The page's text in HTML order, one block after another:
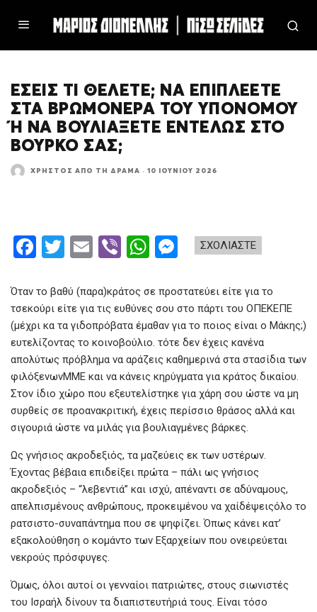
ΕΣΕΊΣ ΤΙ ΘΈΛΕΤΕ; ΝΑ ΕΠΙΠΛΈΕΤΕ
ΣΤΑ ΒΡΩΜΌΝΕΡΑ ΤΟΥ ΥΠΟΝΌΜΟΥ
Ή ΝΑ ΒΟΥΛΙΆΞΕΤΕ ΕΝΤΕΛΏΣ ΣΤΟ Β
ΟΎΡΚΟ ΣΑΣ;
ΧΡΉΣΤΟΣ ΑΠΌ ΤΗ ΔΡΆΜΑ · 10 ΙΟΥΝΊΟΥ 2026
ΣΧΟΛΙΑΣΤΕ
F
ce
b
o
o
k
T
tt
er
E
ail
Vi
er
W
at
s
A
p
p
se
n
g
er
Όταν το βαθύ (παρα)κράτος σε προστατεύει είτε για το
τσεκούρι είτε για τις ευθύνες σου στο πάρτι του ΟΠΕΚΕΠΕ
(μέχρι κα τα γιδοπρόβατα έμαθαν για το ποιος είναι ο Μάκης;)
ευτελίζοντας το κοινοβούλιο. τότε δεν έχεις κανένα
απολύτως πρόβλημα να αράζεις καθημερινά στα στασίδια των
φιλόξενωνΜΜΕ και να κάνεις κηρύγματα για κράτος δικαίου.
Στον ίδιο χώρο που εξευτελίστηκε για χάρη σου ώστε να μη
συρθείς σε προανακριτική, έχεις περίσσιο θράσος αλλά και
σιγουριά ώστε να μιλάς για βουλιαγμένες βάρκες.
Ως γνήσιος ακροδεξιός, τα μαζεύεις εκ των υστέρων.
Έχοντας βέβαια επιδείξει πρώτα – πάλι ως γνήσιος
ακροδεξιός – “λεβεντιά” και ισχύ, απέναντι σε αδύναμους,
απελπισμένους ανθρώπους, προκειμένου να χαίδέψειςόλο το
ρατσιστο-συναπάντημα που σε ψηφίζει. Όπως κάνει κατ’
εξακολούθηση ο κομάντο των Εξαρχείων που ονειρεύεται
νεκρούς πρόσφυγες.
Όμως, όλοι αυτοί οι γενναίοι πατριώτες, στους σιωνιστές
του Ισραήλ δίνουν τα διαπιστευτήριά τους. Είναι τόσο